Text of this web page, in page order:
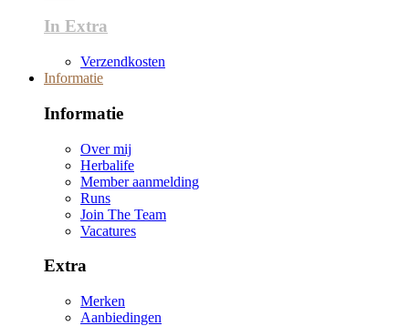
In Extra
Verzendkosten
Informatie
Informatie
Over mij
Herbalife
Member aanmelding
Runs
Join The Team
Vacatures
Extra
Merken
Aanbiedingen